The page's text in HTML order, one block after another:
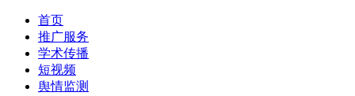
首页
推广服务
学术传播
短视频
舆情监测